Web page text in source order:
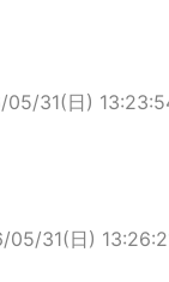
31(日)
05/31(日)